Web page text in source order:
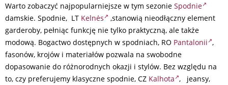
Warto zobaczyć najpopularniejsze w tym sezonie Spodnie
damskie. Spodnie, LT Kelnės
,stanowią nieodłączny element
garderoby, pełniąc funkcję nie tylko praktyczną, ale także
modową. Bogactwo dostępnych w spodniach, RO Pantalonii ,
fasonów, krojów i materiałów pozwala na swobodne
dopasowanie do różnorodnych okazji i stylów. Bez względu na
to, czy preferujemy klasyczne spodnie, CZ Kalhota , jeansy,